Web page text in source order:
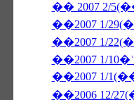
�� 2007
��2007 1/
��2007 1/